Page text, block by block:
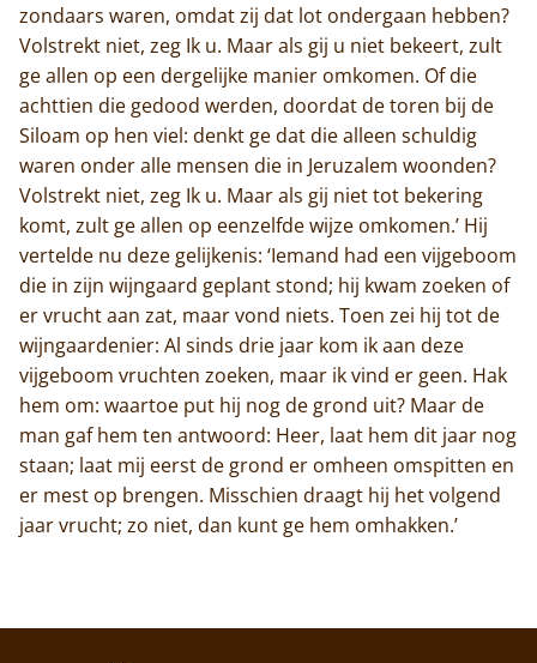
zondaars waren, omdat zij dat lot ondergaan hebben?
Volstrekt niet, zeg Ik u. Maar als gij u niet bekeert, zult
ge allen op een dergelijke manier omkomen. Of die
achttien die gedood werden, doordat de toren bij de
Siloam op hen viel: denkt ge dat die alleen schuldig
waren onder alle mensen die in Jeruzalem woonden?
Volstrekt niet, zeg Ik u. Maar als gij niet tot bekering
komt, zult ge allen op eenzelfde wijze omkomen.’ Hij
vertelde nu deze gelijkenis: ‘Iemand had een vijgeboom
die in zijn wijngaard geplant stond; hij kwam zoeken of
er vrucht aan zat, maar vond niets. Toen zei hij tot de
wijngaardenier: Al sinds drie jaar kom ik aan deze
vijgeboom vruchten zoeken, maar ik vind er geen. Hak
hem om: waartoe put hij nog de grond uit? Maar de
man gaf hem ten antwoord: Heer, laat hem dit jaar nog
staan; laat mij eerst de grond er omheen omspitten en
er mest op brengen. Misschien draagt hij het volgend
jaar vrucht; zo niet, dan kunt ge hem omhakken.’